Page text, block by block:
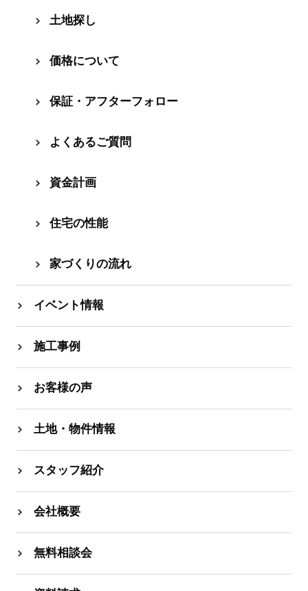
⼟地探し
価格について
保証・アフターフォロー
よくあるご質問
資⾦計画
住宅の性能
家づくりの流れ
イベント情報
施工事例
お客様の声
土地・物件情報
スタッフ紹介
会社概要
無料相談会